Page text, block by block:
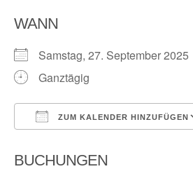
WANN
Samstag, 27. September 2025
Ganztägig
ZUM KALENDER HINZUFÜGEN
BUCHUNGEN